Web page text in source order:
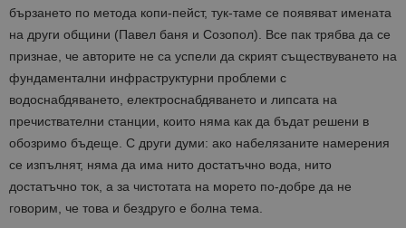
бързането по метода копи-пейст, тук-таме се появяват имената
на други общини (Павел баня и Созопол). Все пак трябва да се
признае, че авторите не са успели да скрият съществуването на
фундаментални инфраструктурни проблеми с
водоснабдяването, електроснабдяването и липсата на
пречиствателни станции, които няма как да бъдат решени в
обозримо бъдеще. С други думи: ако набелязаните намерения
се изпълнят, няма да има нито достатъчно вода, нито
достатъчно ток, а за чистотата на морето по-добре да не
говорим, че това и бездруго е болна тема.